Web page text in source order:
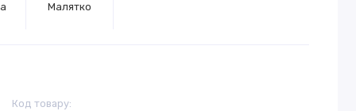
Малятко
Код товару: